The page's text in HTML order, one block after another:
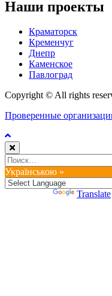
Наши проекты
Краматорск
Кременчуг
Днепр
Каменское
Павлоград
Copyright © All rights
Проверенные
Найти:
Українською »
Translate